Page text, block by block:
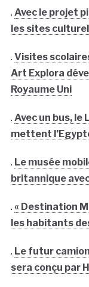
. Avec le projet
les sites
. Visites
Art Explora
Royaume Uni
. Avec un bus, le
mettent
. Le musée
britannique
. « Destination
les habitants
. Le futur
sera conçu par